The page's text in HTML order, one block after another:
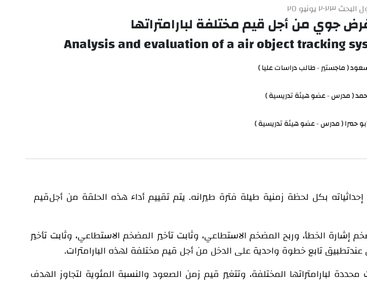
٢٠٢٣ يونيو ٢٥
جوي من أجل قيم مختلفة لبارامتراتها
Analysis and evaluation of a air object tracking
( ماجستير - طالب دراسات عليا )
( مدرس - عضو هيئة تدريسية )
حمرا ( مدرس - عضو هيئة تدريسية )
بكل لحظة زمنية طيلة فترة طيرانه. يتم تقييم أداء هذه الحلقة من أجل
إشارة الخطأ، وربح المضخم الاستطاعي، وثابت تأخير المضخم الاستطاعي، وثابت تأخير
تطبيق تابع خطوة واحدية على الدخل من أجل قيم مختلفة لهذه البارامترات.
لبارامتراتها المختلفة، وتتغير قيم زمن الصعود والنسبة المئوية لتجاوز الهدف